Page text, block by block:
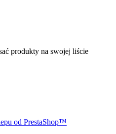
produkty na swojej liście
od PrestaShop™